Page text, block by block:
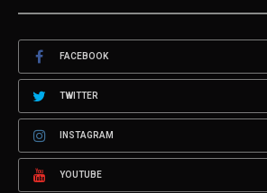
FACEBOOK
TWITTER
INSTAGRAM
YOUTUBE